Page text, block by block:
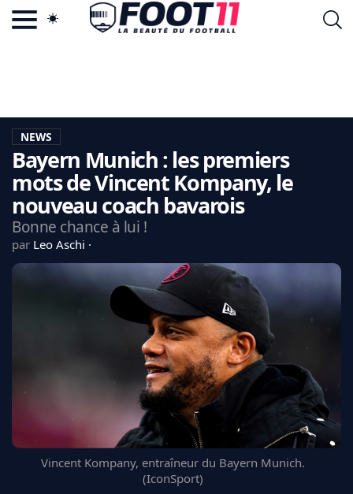
LA CHARTE
VIE PRIVÉE
CGU
CONTACTEZ-NOUS
CDM 2026
MANCHESTER UNITED
ARSENAL
BAYERN
L'AVIS DE LA RÉDAC'
NEWS
Bayern Munich : les premiers
mots de Vincent Kompany, le
nouveau coach bavarois
Bonne chance à lui !
par Leo Aschi
Vincent Kompany, entraîneur du Bayern Munich.
(IconSport)